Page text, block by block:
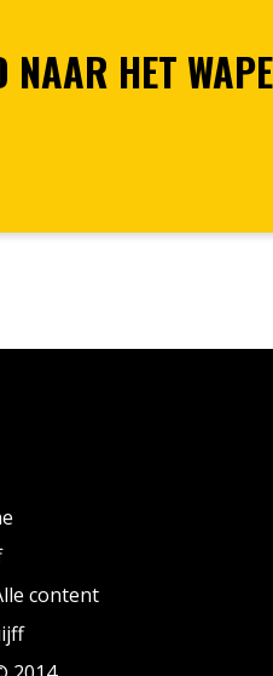
NAAR HET
content